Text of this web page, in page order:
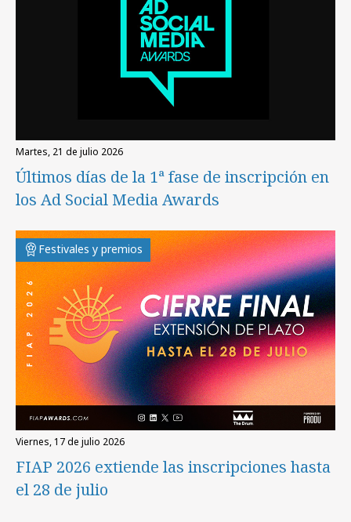
martes, 21 de julio 2026
Últimos días de la 1ª fase de inscripción en
los Ad Social Media Awards
Festivales y premios
viernes, 17 de julio 2026
FIAP 2026 extiende las inscripciones hasta
el 28 de julio